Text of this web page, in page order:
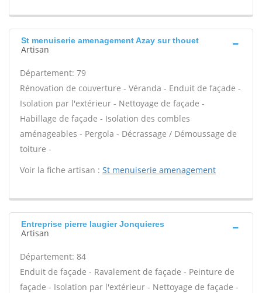
St menuiserie amenagement Azay sur thouet
Artisan
Département: 79
Rénovation de couverture - Véranda - Enduit de façade -
Isolation par l'extérieur - Nettoyage de façade -
Habillage de façade - Isolation des combles
aménageables - Pergola - Décrassage / Démoussage de
toiture -
Voir la fiche artisan : St menuiserie amenagement
Entreprise pierre laugier Jonquieres
Artisan
Département: 84
Enduit de façade - Ravalement de façade - Peinture de
façade - Isolation par l'extérieur - Nettoyage de façade -